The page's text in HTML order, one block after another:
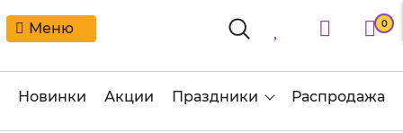
Меню 0
Новинки Акции Праздники Распродажа